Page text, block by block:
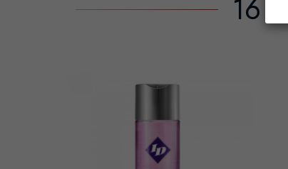
16